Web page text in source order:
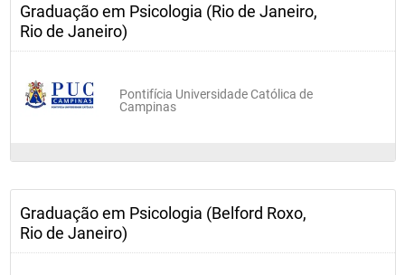
Graduação em Psicologia (Rio de Janeiro,
Rio de Janeiro)
Pontifícia Universidade Católica de
Campinas
Graduação em Psicologia (Belford Roxo,
Rio de Janeiro)